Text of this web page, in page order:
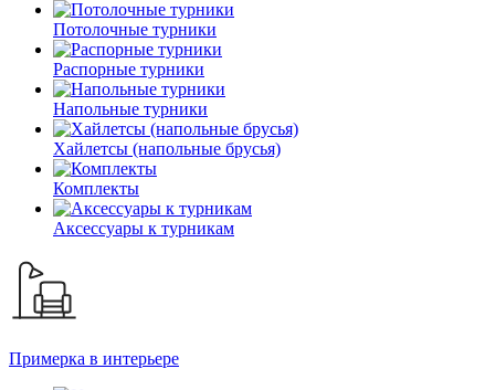
Потолочные турники
Распорные турники
Напольные турники
Хайлетсы (напольные брусья)
Комплекты
Аксессуары к турникам
Примерка в интерьере